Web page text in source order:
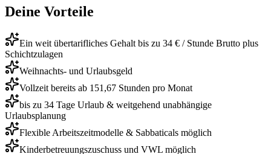
Deine Vorteile
Ein weit übertarifliches Gehalt bis zu 34 € / Stunde Brutto plus
Schichtzulagen
Weihnachts- und Urlaubsgeld
Vollzeit bereits ab 151,67 Stunden pro Monat
bis zu 34 Tage Urlaub & weitgehend unabhängige
Urlaubsplanung
Flexible Arbeitszeitmodelle & Sabbaticals möglich
Kinderbetreuungszuschuss und VWL möglich